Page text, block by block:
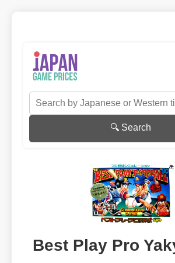
🔍 Search
Best Play Pro